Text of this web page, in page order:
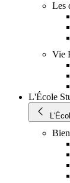
Les
Vie
L'École